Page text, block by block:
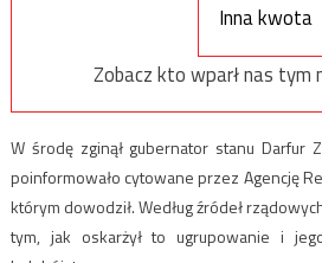
Inna kwota
Zobacz kto wparł nas tym
W środę zginął gubernator stanu Darfur
poinformowało cytowane przez Agencję
którym dowodził. Według źródeł
tym, jak oskarżył to ugrupowanie i